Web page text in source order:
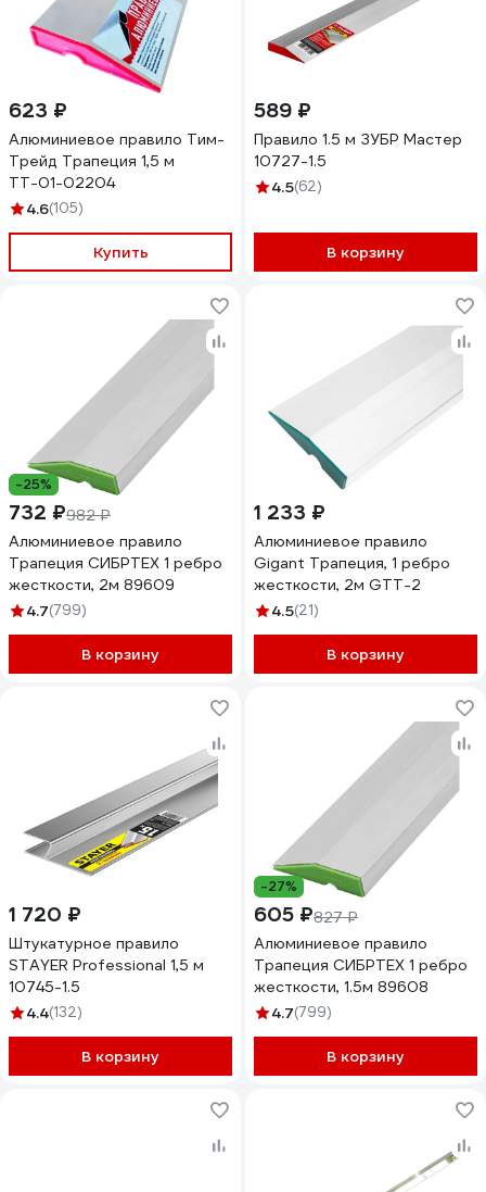
623 ₽
Алюминиевое правило Тим-
Трейд Трапеция 1,5 м
ТТ-01-02204
4.6(105)
Купить
589 ₽
Правило 1.5 м ЗУБР Мастер
10727-1.5
4.5(62)
В корзину
-25%
732 ₽982 ₽
Алюминиевое правило
Трапеция СИБРТЕХ 1 ребро
жесткости, 2м 89609
4.7(799)
В корзину
1 233 ₽
Алюминиевое правило
Gigant Трапеция, 1 ребро
жесткости, 2м GTT-2
4.5(21)
В корзину
1 720 ₽
Штукатурное правило
STAYER Professional 1,5 м
10745-1.5
4.4(132)
В корзину
-27%
605 ₽827 ₽
Алюминиевое правило
Трапеция СИБРТЕХ 1 ребро
жесткости, 1.5м 89608
4.7(799)
В корзину